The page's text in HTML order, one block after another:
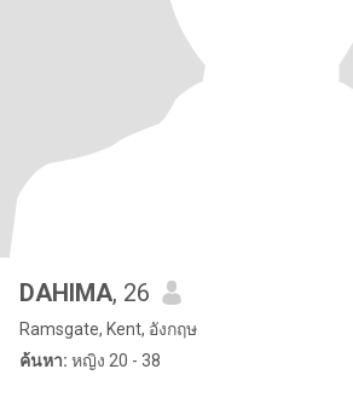
DAHIMA, 26
Ramsgate, Kent, อังกฤษ
ค้นหา: หญิง 20 - 38